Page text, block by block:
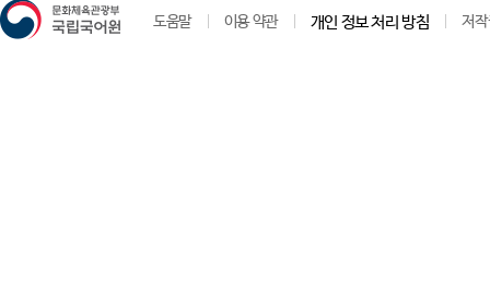
도움말 이용 약관 개인 정보 처리 방침 저